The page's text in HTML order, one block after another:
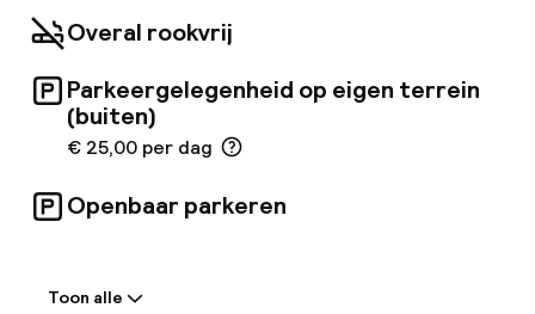
Overal rookvrij
Parkeergelegenheid op eigen terrein
(buiten)
€ 25,00 per dag
Openbaar parkeren
Toon alle